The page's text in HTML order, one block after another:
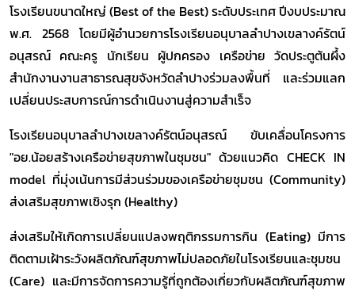
โรงเรียนขนาดใหญ่ (Best of the Best) ระดับประเทศ ปีงบประมาณ
พ.ศ. 2568 โดยมีผู้อำนวยการโรงเรียนอนุบาลลำปางเขลางค์รัตน์
อนุสรณ์ คณะครู นักเรียน ผู้ปกครอง เครือข่าย วัดประตูต้นผึ้ง
สำนักงานงานสาธารณสุขจังหวัดลำปางร่วมลงพื้นที่ และร่วมแลก
เปลี่ยนประสบการณ์การดำเนินงานสู่ความสำเร็จ
โรงเรียนอนุบาลลำปางเขลางค์รัตน์อนุสรณ์ ขับเคลื่อนโครงการ
"อย.น้อยสร้างเครือข่ายสุขภาพในชุมชน" ด้วยแนวคิด CHECK IN
model ที่มุ่งเน้นการมีส่วนร่วมของเครือข่ายชุมชน (Community)
ส่งเสริมสุขภาพเชิงรุก (Healthy)
ส่งเสริมให้เกิดการเปลี่ยนแปลงพฤติกรรมการกิน (Eating) มีการ
ติดตามเฝ้าระวังผลิตภัณฑ์สุขภาพไม่ปลอดภัยในโรงเรียนและชุมชน
(Care) และมีการจัดการความรู้ที่ถูกต้องเกี่ยวกับผลิตภัณฑ์สุขภาพ